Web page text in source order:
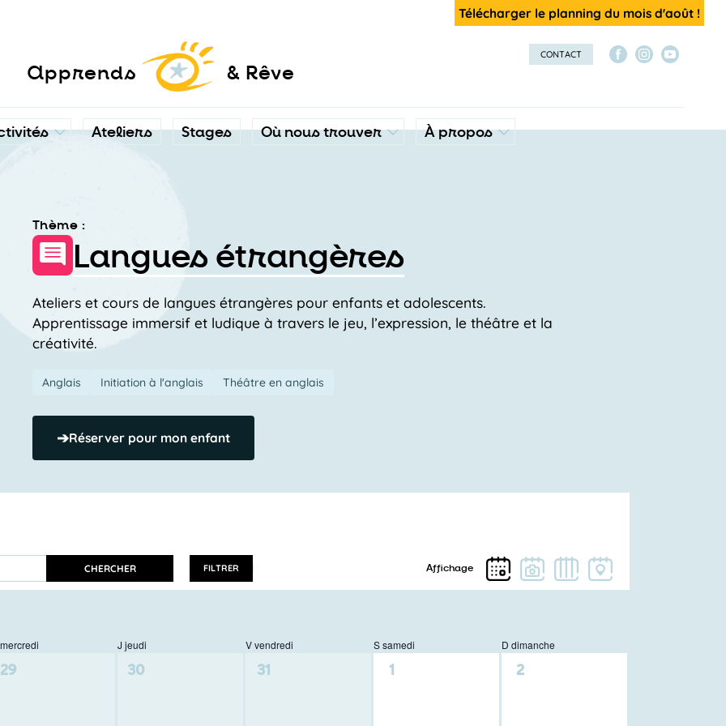
Télécharger le planning du mois d'août !
apprends & Rêve
Ateliers Stages Où nous trouver À propos
CONTACT
Thème :
Langues étrangères
Ateliers et cours de langues étrangères pour enfants et adolescents.
Apprentissage immersif et ludique à travers le jeu, l’expression, le théâtre et la
créativité.
Anglais Initiation à l'anglais Théâtre en anglais
➔Réserver pour mon enfant
CHERCHER FILTRER
mercredi J jeudi Vvendredi Ssamedi D dimanche
0
29
0
30
0
31
0
1
0
2